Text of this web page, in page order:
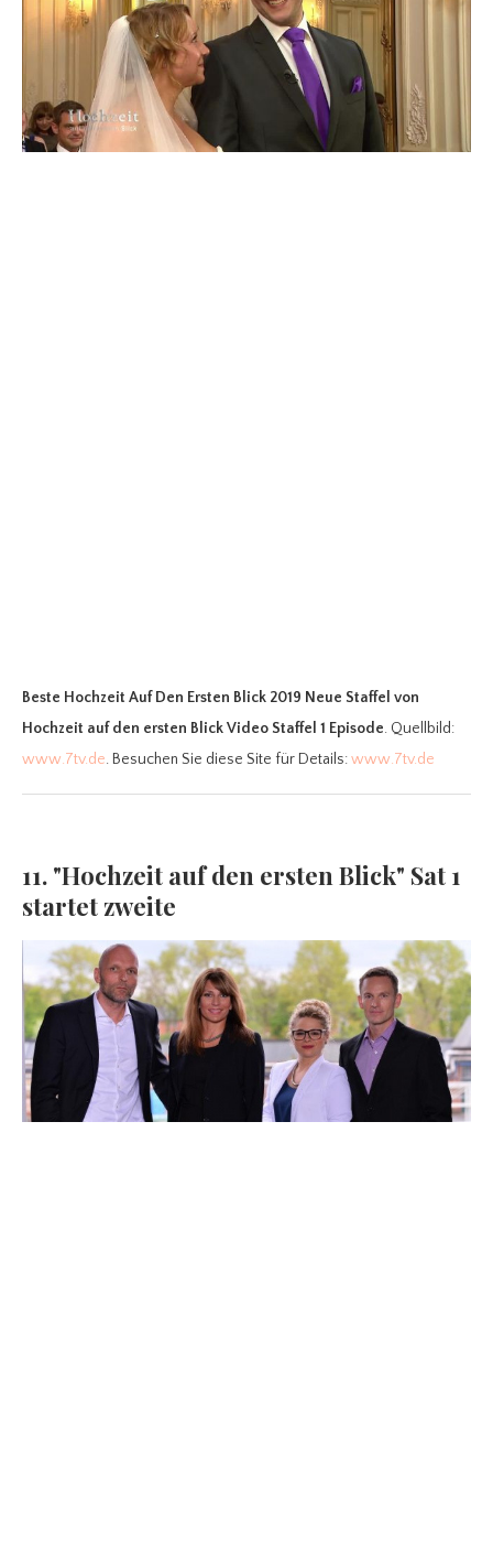
Beste Hochzeit Auf Den Ersten Blick 2019 Neue Staffel von
Hochzeit auf den ersten Blick Video Staffel 1 Episode. Quellbild:
www.7tv.de. Besuchen Sie diese Site für Details:www.7tv.de
11. "Hochzeit auf den ersten Blick" Sat 1
startet zweite